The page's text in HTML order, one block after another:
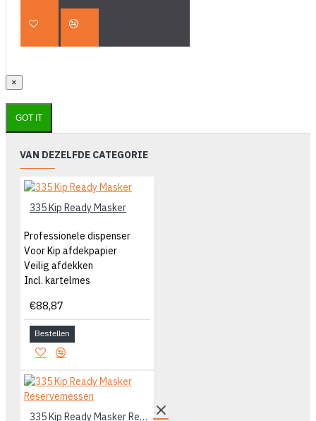
×
GOT IT
VAN DEZELFDE CATEGORIE
335 Kip Ready Masker
Professionele dispenser
Voor Kip afdekpapier
Veilig afdekken
Incl. kartelmes
€88,87
Bestellen
335 Kip Ready Masker Reservemessen